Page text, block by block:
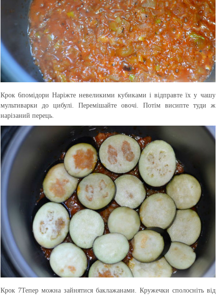
Крок 6помідори Наріжте невеликими кубиками і відправте їх у чашу
мультиварки до цибулі. Перемішайте овочі. Потім висипте туди ж
нарізаний перець.
Крок 7Тепер можна зайнятися баклажанами. Кружечки сполосніть від